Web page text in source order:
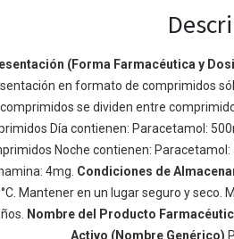
(Forma Farmacéutica y
en formato de comprimidos
comprimidos se dividen entre
Día contienen: Paracetamol:
Noche contienen:
4mg. Condiciones de
Mantener en un lugar seguro y seco.
Nombre del Producto
Activo (Nombre Genérico)
de Ínteres
de
de privacidad
Acerca de
Somos un
mejorar la vida
Construimos
de negocio.
pequeñas y
rendimiento.